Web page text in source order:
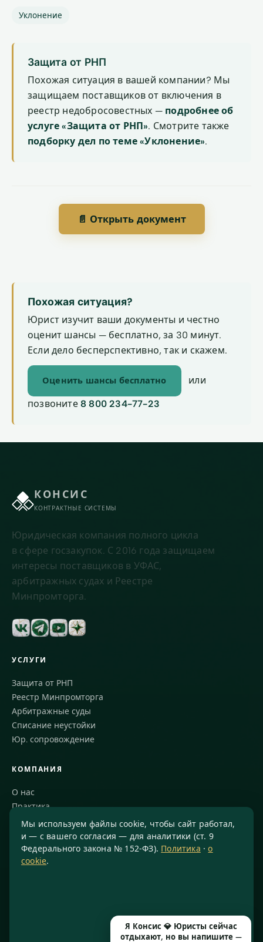
Уклонение
Защита от РНП
Похожая ситуация в вашей компании? Мы
защищаем поставщиков от включения в
реестр недобросовестных — подробнее об
услуге «Защита от РНП». Смотрите также
подборку дел по теме «Уклонение».
📄 Открыть документ
Похожая ситуация?
Юрист изучит ваши документы и честно
оценит шансы — бесплатно, за 30 минут.
Если дело бесперспективно, так и скажем.
Оценить шансы бесплатно или
позвоните 8 800 234-77-23
КОНСИС
КОНТРАКТНЫЕ СИСТЕМЫ
Юридическая компания полного цикла
в сфере госзакупок. С 2016 года защищаем
интересы поставщиков в УФАС,
арбитражных судах и Реестре
Минпромторга.
УСЛУГИ
Защита от РНП
Реестр Минпромторга
Арбитражные суды
Списание неустойки
Юр. сопровождение
КОМПАНИЯ
О нас
Практика
Блог
Команда
Благодарности
Москва, Варшавское шоссе, д. 1А, помещение 14/7
Мы используем файлы cookie, чтобы сайт работал,
и — с вашего согласия — для аналитики (ст. 9
Федерального закона № 152-ФЗ). Политика ·о
cookie.
Я Консис 💎 Юристы сейчас
отдыхают, но вы напишите —